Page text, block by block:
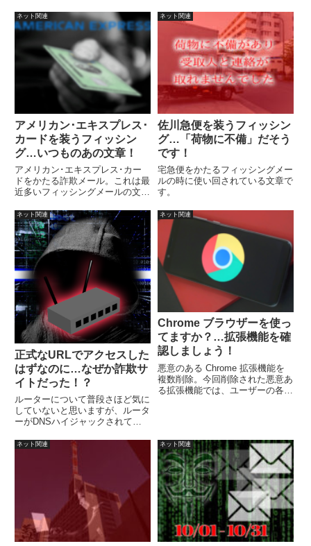
い。」これで終わりじゃない、今
後も色々やってくる！詐欺か詐欺
でないか考える前に、全部詐欺と
思って対処する。
ネット関連
アメリカン･エキスプレス･
カードを装うフィッシン
グ…いつものあの文章！
アメリカン･エキスプレス･カー
ドをかたる詐欺メール。これは最
近多いフィッシングメールの文章
ネット関連
佐川急便を装うフィッシン
グ…「荷物に不備」だそう
です！
宅急便をかたるフィッシングメー
ルの時に使い回されている文章で
す。
ネット関連
正式なURLでアクセスした
はずなのに…なぜか詐欺サ
イトだった！？
ルーターについて普段さほど気に
していないと思いますが、ルータ
ーがDNSハイジャックされてい
スしたはずなのに、詐欺サイトに
アクセスするような事態になるこ
とがあります。問題がないか無料
でスグにオンラインチェックでき
ネット関連
Chrome ブラウザーを使っ
てますか？…拡張機能を確
認しましょう！
悪意のある Chrome 拡張機能を
複数削除。今回削除された悪意あ
る拡張機能では、ユーザーの各種
入力して確認。
ネット関連 ネット関連